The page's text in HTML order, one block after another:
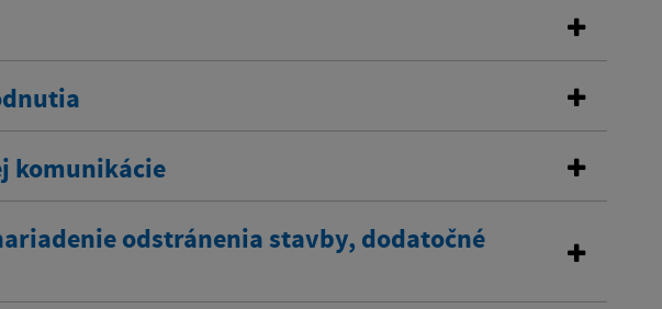
komunikácie
odstránenia stavby, dodatočné